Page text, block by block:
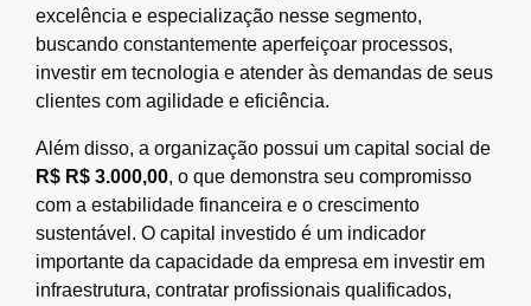
excelência e especialização nesse segmento,
buscando constantemente aperfeiçoar processos,
investir em tecnologia e atender às demandas de seus
clientes com agilidade e eficiência.
Além disso, a organização possui um capital social de
R$ R$ 3.000,00, o que demonstra seu compromisso
com a estabilidade financeira e o crescimento
sustentável. O capital investido é um indicador
importante da capacidade da empresa em investir em
infraestrutura, contratar profissionais qualificados,